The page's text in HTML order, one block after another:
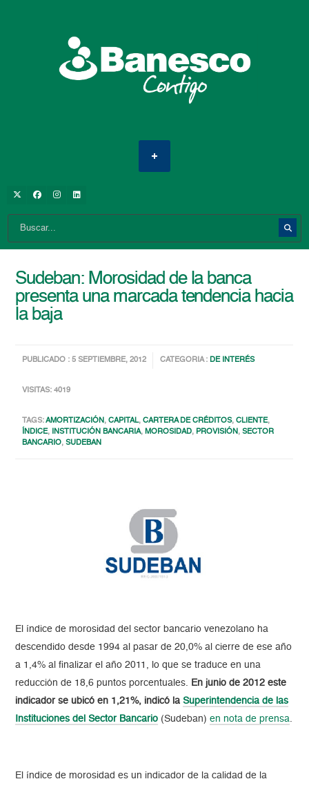
Sudeban: Morosidad de la banca
presenta una marcada tendencia hacia
la baja
PUBLICADO : 5 SEPTIEMBRE, 2012 CATEGORIA :DE INTERÉS
VISITAS: 4019
TAGS:AMORTIZACIÓN,CAPITAL,CARTERA DE CRÉDITOS,CLIENTE,
ÍNDICE, INSTITUCIÓN BANCARIA,MOROSIDAD, PROVISIÓN,SECTOR
BANCARIO,SUDEBAN
El índice de morosidad del sector bancario venezolano ha
descendido desde 1994 al pasar de 20,0% al cierre de ese año
a 1,4% al finalizar el año 2011, lo que se traduce en una
reducción de 18,6 puntos porcentuales. En junio de 2012 este
indicador se ubicó en 1,21%, indicó la Superintendencia de las
Instituciones del Sector Bancario (Sudeban)en nota de prensa.
El índice de morosidad es un indicador de la calidad de la